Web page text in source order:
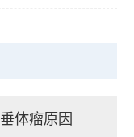
垂体瘤原因